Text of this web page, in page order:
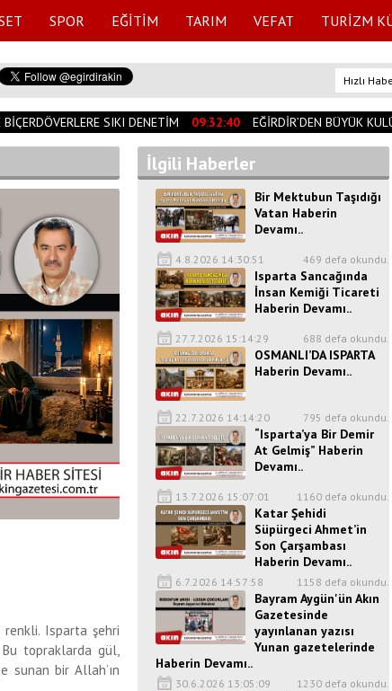
SPOR EĞİTİM TARIM VEFAT TURİZM
SIKI DENETİM 09:32:40 EĞİRDİR’DEN BÜYÜK
renkli. Isparta şehri
topraklarda gül,
sunan bir Allah’ın
İlgili Haberler
Bir Mektubun Taşıdığı
Vatan Haberin
Devamı..
4.8.2026 14:30:51 469 defa okundu.
Isparta Sancağında
İnsan Kemiği Ticareti
Haberin Devamı..
27.7.2026 15:14:29 688 defa okundu.
OSMANLI’DA ISPARTA
Haberin Devamı..
22.7.2026 14:14:20 795 defa okundu.
“Isparta’ya Bir Demir
At Gelmiş” Haberin
Devamı..
13.7.2026 15:07:01 1160 defa okundu.
Katar Şehidi
Süpürgeci Ahmet’in
Son Çarşambası
Haberin Devamı..
6.7.2026 14:57:58 1158 defa okundu.
Bayram Aygün'ün Akın
Gazetesinde
yayınlanan yazısı
Yunan gazetelerinde
Haberin Devamı..
30.6.2026 13:05:09 1230 defa okundu.